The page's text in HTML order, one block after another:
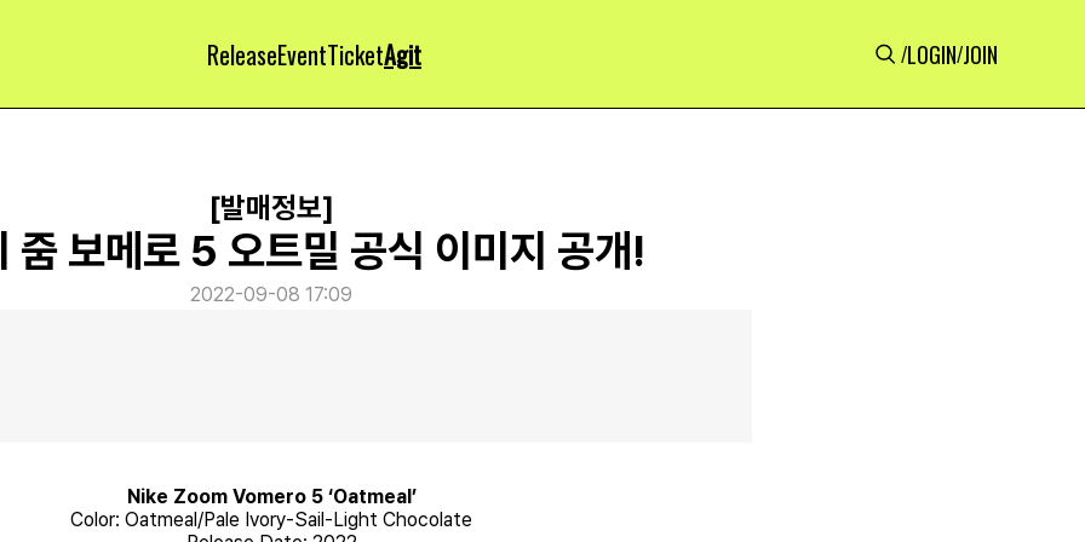
ReleaseEventTicketAgit /LOGIN/JOIN
[발매정보]
줌 보메로 5 오트밀 공식 이미지 공개!
2022-09-08 17:09
Nike Zoom Vomero 5 ‘Oatmeal’
Color: Oatmeal/Pale Ivory-Sail-Light Chocolate